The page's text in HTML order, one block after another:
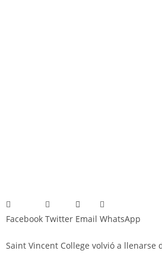
Facebook Twitter Email WhatsApp
Saint Vincent College volvió a llenarse